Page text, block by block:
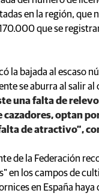
en la región, que
que se
la bajada al escaso
se aburra al salir al
una falta de
cazadores, optan
de atractivo”,
de la Federación
en los campos de
en España